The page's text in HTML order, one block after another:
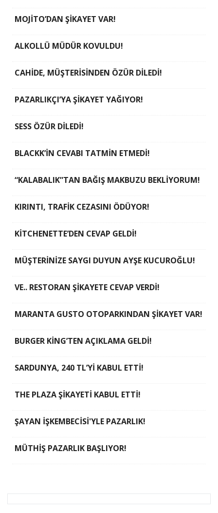
MOJİTO’DAN ŞİKAYET VAR!
ALKOLLÜ MÜDÜR KOVULDU!
CAHİDE, MÜŞTERİSİNDEN ÖZÜR DİLEDİ!
PAZARLIKÇI’YA ŞİKAYET YAĞIYOR!
SESS ÖZÜR DİLEDİ!
BLACKK’İN CEVABI TATMİN ETMEDİ!
“KALABALIK”TAN BAĞIŞ MAKBUZU BEKLİYORUM!
KIRINTI, TRAFİK CEZASINI ÖDÜYOR!
KİTCHENETTE’DEN CEVAP GELDİ!
MÜŞTERİNİZE SAYGI DUYUN AYŞE KUCUROĞLU!
VE.. RESTORAN ŞİKAYETE CEVAP VERDİ!
MARANTA GUSTO OTOPARKINDAN ŞİKAYET VAR!
BURGER KİNG’TEN AÇIKLAMA GELDİ!
SARDUNYA, 240 TL’Yİ KABUL ETTİ!
THE PLAZA ŞİKAYETİ KABUL ETTİ!
ŞAYAN İŞKEMBECİSİ'YLE PAZARLIK!
MÜTHİŞ PAZARLIK BAŞLIYOR!